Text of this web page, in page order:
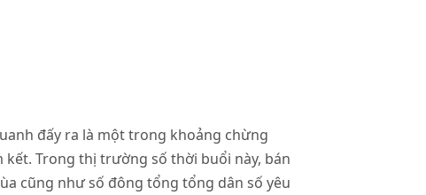
đấy ra là một trong khoảng chừng
Trong thị trường số thời buổi này, bán
cũng như số đông tổng tổng dân số yêu